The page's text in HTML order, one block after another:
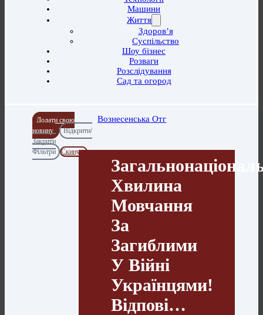
Машини
Життя
Здоров’я
Суспільство
Шоу бізнес
Розваги
Розслідування
Сад та огород
Додати свою
новину
Відкрити/
Закрити
Фільтри
Скинути
Вознесенська Отг
Хвилина
Мовчання
За
Загиблими
У Війні
Українцями!
Відпові…